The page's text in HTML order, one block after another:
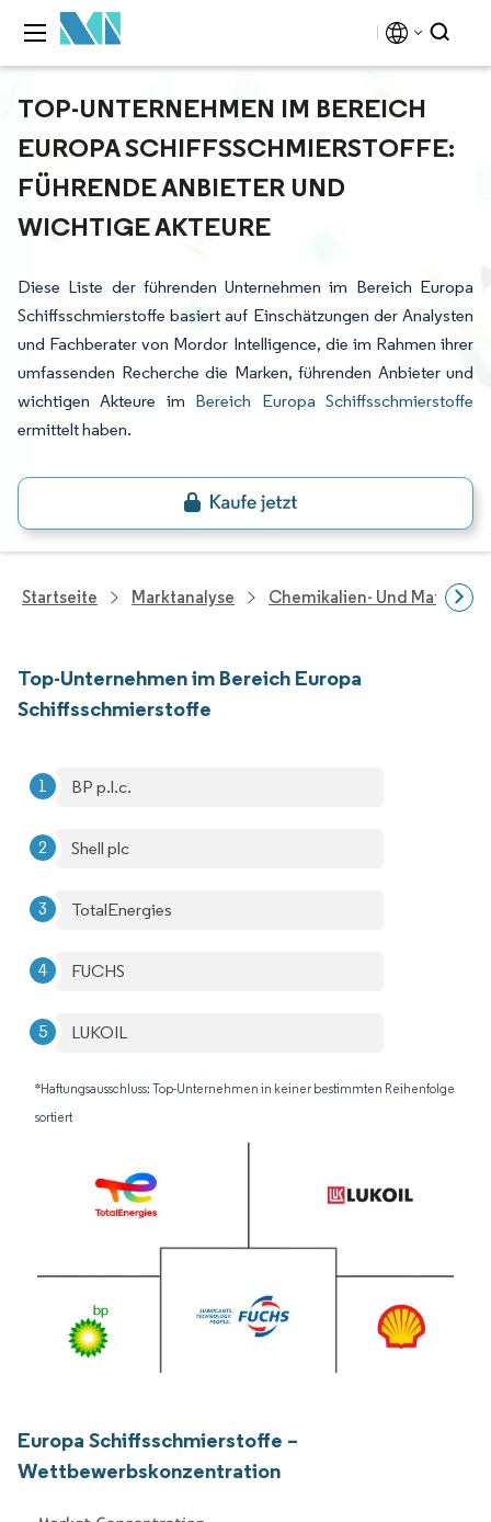
TOP-UNTERNEHMEN IM BEREICH
EUROPA SCHIFFSSCHMIERSTOFFE:
FÜHRENDE ANBIETER UND
WICHTIGE AKTEURE
Diese Liste der führenden Unternehmen im Bereich Europa
Schiffsschmierstoffe basiert auf Einschätzungen der Analysten
und Fachberater von Mordor Intelligence, die im Rahmen ihrer
umfassenden Recherche die Marken, führenden Anbieter und
wichtigen Akteure im Bereich Europa Schiffsschmierstoffe
ermittelt haben.
Startseite Marktanalyse Chemikalien- Und
Top-Unternehmen im Bereich Europa
Schiffsschmierstoffe
BP p.l.c.
Shell plc
TotalEnergies
FUCHS
LUKOIL
*Haftungsausschluss: Top-Unternehmen in keiner bestimmten Reihenfolge
sortiert
Europa Schiffsschmierstoffe –
Wettbewerbskonzentration